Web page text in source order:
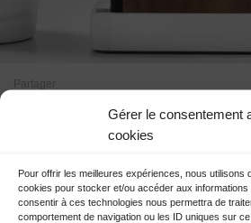
Gérer le consentement
cookies
Pour offrir les meilleures expériences, nous utilisons
cookies pour stocker et/ou accéder aux informations
consentir à ces technologies nous permettra de
comportement de navigation ou les ID uniques sur
3Partager
Coque en bois| |
Greenlife